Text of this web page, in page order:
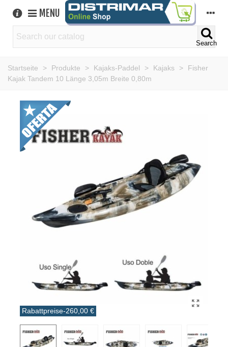
MENU
Search
Startseite > Produkte > Kajaks-Paddel > Kajaks >
Fisher
Kajak Tandem 10 Länge 3,05m Breite 0,80m
Rabattpreise-260,00 €